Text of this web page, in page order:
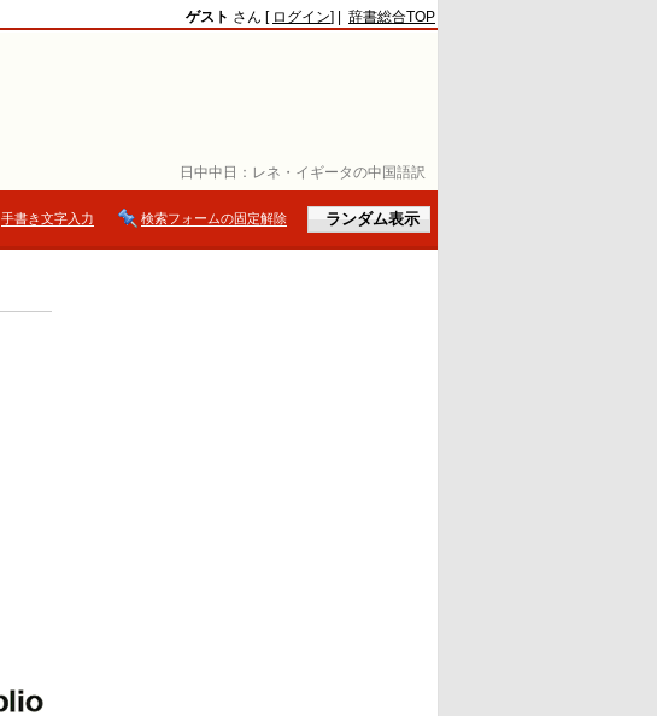
日中中日： レネ・イギータの中国語訳
ゲスト さん [ ログイン] | 辞書総合TOP
手書き文字入力 検索フォームの固定解除